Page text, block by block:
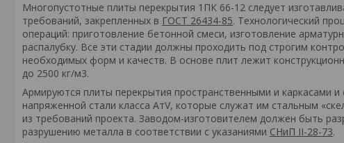
Многопустотные плиты перекрытия 1ПК 66-12 следует
требований, закрепленных в ГОСТ 26434-85. Технологический
операций: приготовление бетонной смеси, изготовление
распалубку. Все эти стадии должны проходить под строгим
необходимых форм и качеств. В основе плит лежит
до 2500 кг/м3.
Армируются плиты перекрытия пространственными и каркасами
напряженной стали класса АтV, которые служат им стальным
из требований проекта. Заводом-изготовителем должен быть
разрушению металла в соответствии с указаниями СНиП II-28-73.